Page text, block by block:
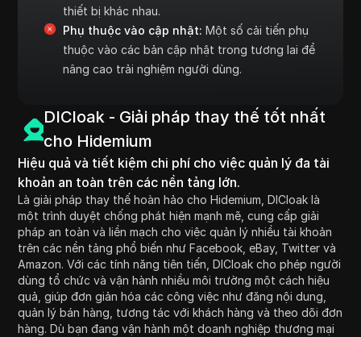
thiết bị khác nhau.
Phụ thuộc vào cập nhật: Một số cải tiến phụ
thuộc vào các bản cập nhật trong tương lai để
nâng cao trải nghiệm người dùng.
DICloak - Giải pháp thay thế tốt nhất
cho Hidemium
Hiệu quả và tiết kiệm chi phí cho việc quản lý đa tài
khoản an toàn trên các nền tảng lớn.
Là giải pháp thay thế hoàn hảo cho Hidemium, DICloak là
một trình duyệt chống phát hiện mạnh mẽ, cung cấp giải
pháp an toàn và liền mạch cho việc quản lý nhiều tài khoản
trên các nền tảng phổ biến như Facebook, eBay, Twitter và
Amazon. Với các tính năng tiên tiến, DICloak cho phép người
dùng tổ chức và vận hành nhiều môi trường một cách hiệu
quả, giúp đơn giản hóa các công việc như đăng nội dung,
quản lý bán hàng, tương tác với khách hàng và theo dõi đơn
hàng. Dù bạn đang vận hành một doanh nghiệp thương mại